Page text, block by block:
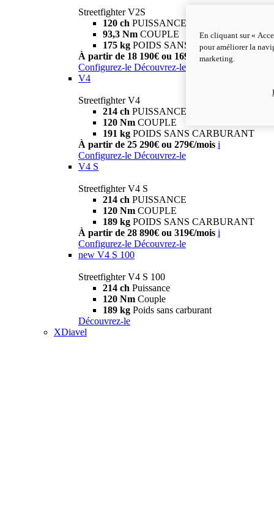
Streetfighter V2S
120 ch PUISSANCE
93,3 Nm COUPLE
175 kg POIDS SANS CARBURANT
À partir de 18 190€ ou 169€/mois i
Configurez-le Découvrez-le
V4
Streetfighter V4
214 ch PUISSANCE
120 Nm COUPLE
191 kg POIDS SANS CARBURANT
À partir de 25 290€ ou 279€/mois i
Configurez-le Découvrez-le
V4 S
Streetfighter V4 S
214 ch PUISSANCE
120 Nm COUPLE
189 kg POIDS SANS CARBURANT
À partir de 28 890€ ou 319€/mois i
Configurez-le Découvrez-le
new V4 S 100
Streetfighter V4 S 100
214 ch Puissance
120 Nm Couple
189 kg Poids sans carburant
Découvrez-le
XDiavel
En cliquant sur «
pour améliorer la
marketing.